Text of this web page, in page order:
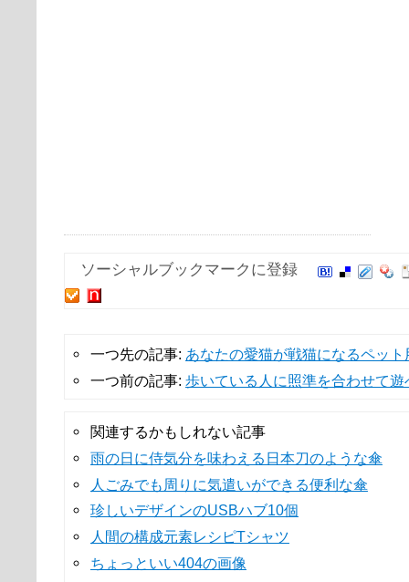
ソーシャルブックマークに登録
一つ先の記事: あなたの愛猫が戦猫になるペット
一つ前の記事: 歩いている人に照準を合わせて遊
関連するかもしれない記事
雨の日に侍気分を味わえる日本刀のような傘
人ごみでも周りに気遣いができる便利な傘
珍しいデザインのUSBハブ10個
人間の構成元素レシピTシャツ
ちょっといい404の画像